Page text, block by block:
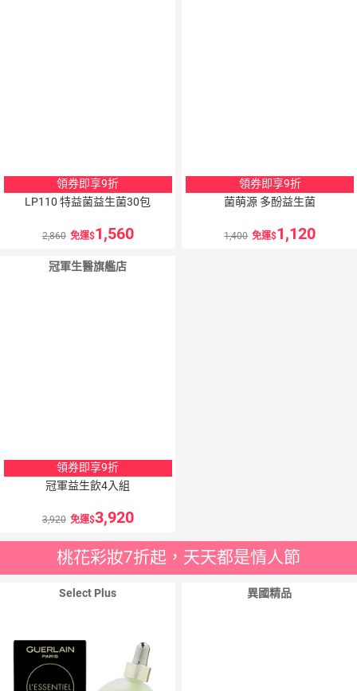
領券即享9折
LP110 特益菌益生菌30包
2,860 免運 1,560
領券即享9折
菌萌源 多酚益生菌
1,400 免運 1,120
冠軍生醫旗艦店
領券即享9折
冠軍益生飲4入組
3,920 免運 3,920
桃花彩妝7折起，天天都是情人節
Select Plus 異國精品